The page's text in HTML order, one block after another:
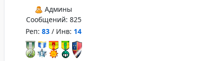
Админы
Сообщений: 825
Реп: 83 / Инв: 14